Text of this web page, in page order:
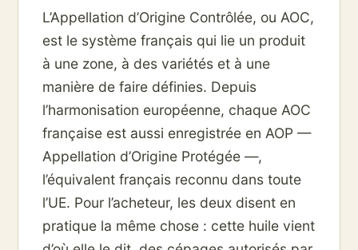
L’Appellation d’Origine Contrôlée, ou AOC,
est le système français qui lie un produit
à une zone, à des variétés et à une
manière de faire définies. Depuis
l’harmonisation européenne, chaque AOC
française est aussi enregistrée en AOP —
Appellation d’Origine Protégée —,
l’équivalent français reconnu dans toute
l’UE. Pour l’acheteur, les deux disent en
pratique la même chose : cette huile vient